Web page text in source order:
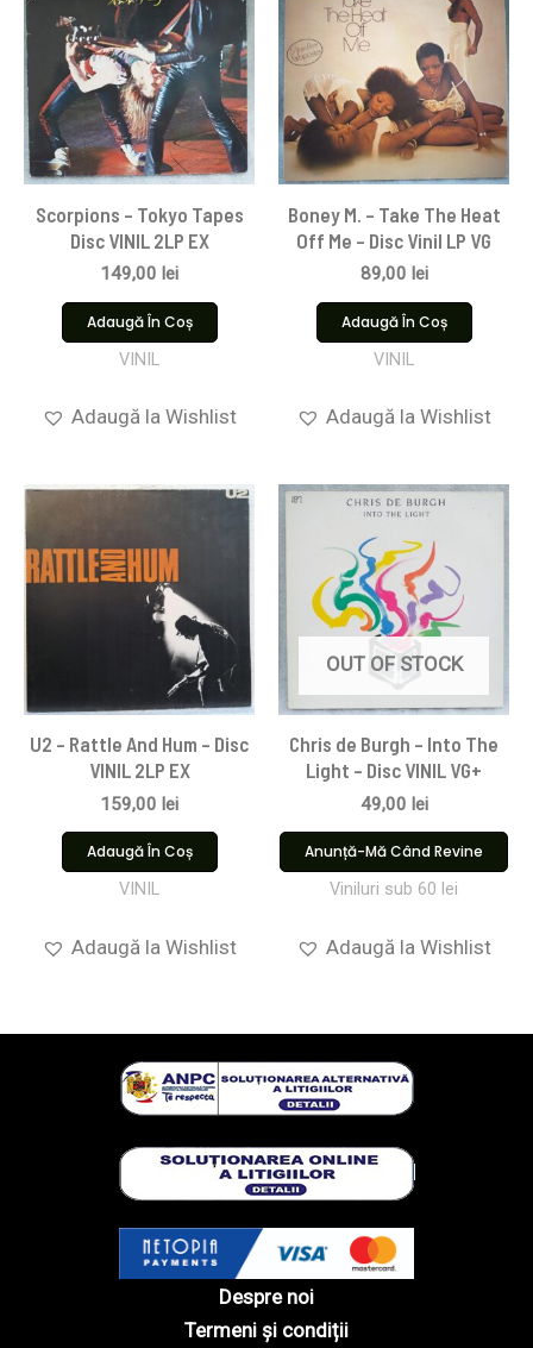
Scorpions ‎– Tokyo Tapes
Disc VINIL 2LP EX
149,00 lei
Adaugă În Coș
VINIL
Adaugă la Wishlist
Boney M. – Take The Heat
Off Me – Disc Vinil LP VG
89,00 lei
Adaugă În Coș
VINIL
Adaugă la Wishlist
U2 – Rattle And Hum – Disc
VINIL 2LP EX
159,00 lei
Adaugă În Coș
VINIL
Adaugă la Wishlist
OUT OF STOCK
Chris de Burgh – Into The
Light – Disc VINIL VG+
49,00 lei
Anunță-Mă Când Revine
Viniluri sub 60 lei
Adaugă la Wishlist
Despre noi
Termeni și condiții